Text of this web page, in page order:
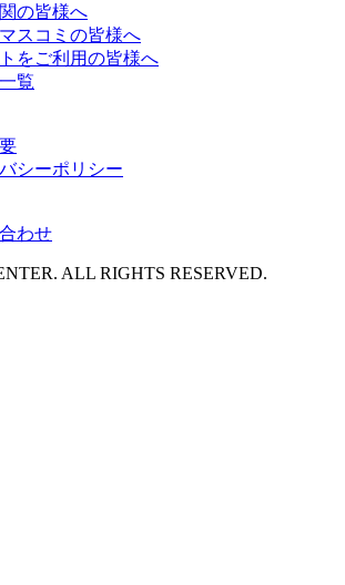
の皆様へ
スコミの皆様へ
をご利用の皆様へ
覧
シーポリシー
わせ
ALL RIGHTS RESERVED.